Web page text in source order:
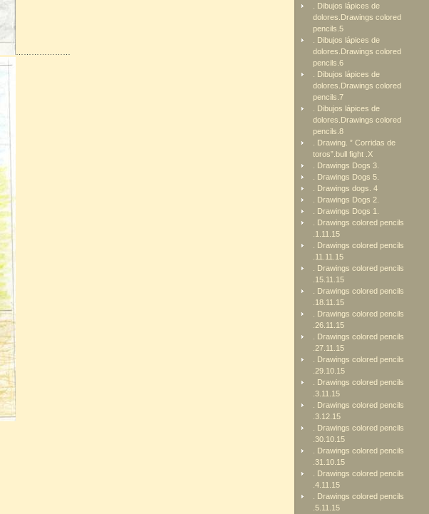
. Dibujos lápices de
dolores.Drawings colored
pencils.5
. Dibujos lápices de
dolores.Drawings colored
pencils.6
. Dibujos lápices de
dolores.Drawings colored
pencils.7
. Dibujos lápices de
dolores.Drawings colored
pencils.8
. Drawing. ” Corridas de
toros”.bull fight .X
. Drawings Dogs 3.
. Drawings Dogs 5.
. Drawings dogs. 4
. Drawings Dogs 2.
. Drawings Dogs 1.
. Drawings colored pencils
.1.11.15
. Drawings colored pencils
.11.11.15
. Drawings colored pencils
.15.11.15
. Drawings colored pencils
.18.11.15
. Drawings colored pencils
.26.11.15
. Drawings colored pencils
.27.11.15
. Drawings colored pencils
.29.10.15
. Drawings colored pencils
.3.11.15
. Drawings colored pencils
.3.12.15
. Drawings colored pencils
.30.10.15
. Drawings colored pencils
.31.10.15
. Drawings colored pencils
.4.11.15
. Drawings colored pencils
.5.11.15